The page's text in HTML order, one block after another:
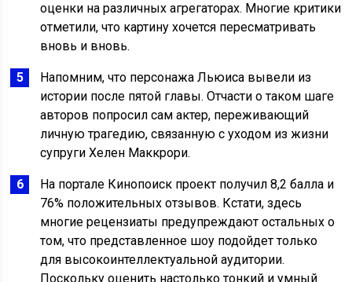
оценки на различных агрегаторах. Многие критики
отметили, что картину хочется пересматривать
вновь и вновь.
Напомним, что персонажа Льюиса вывели из
истории после пятой главы. Отчасти о таком шаге
авторов попросил сам актер, переживающий
личную трагедию, связанную с уходом из жизни
супруги Хелен Маккрори.
На портале Кинопоиск проект получил 8,2 балла и
76% положительных отзывов. Кстати, здесь
многие рецензиаты предупреждают остальных о
том, что представленное шоу подойдет только
для высокоинтеллектуальной аудитории.
Поскольку оценить настолько тонкий и умный